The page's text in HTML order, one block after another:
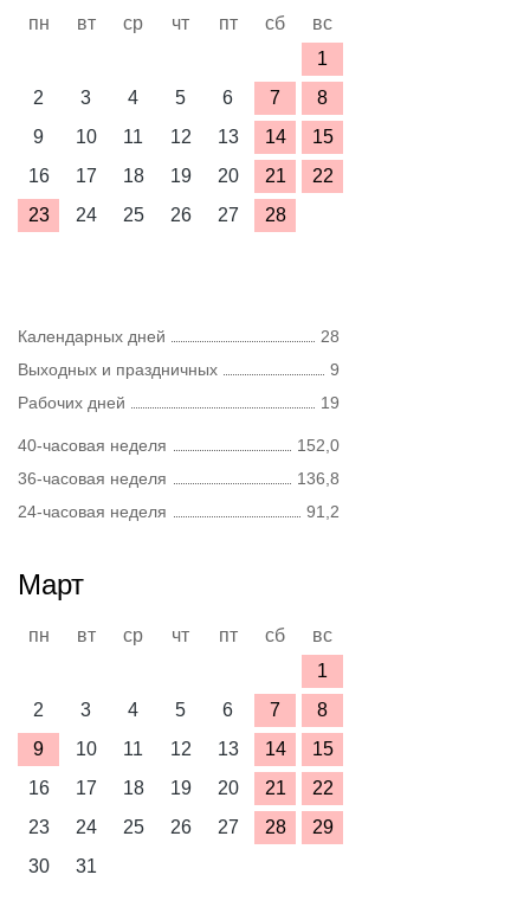
пн вт ср чт пт сб
вс
1
2
3 4 5 6 7
8
9
10 11 12 13 14
15
16
17 18 19 20 21
22
23
24 25 26 27 28
Календарных дней
28
Выходных и праздничных
9
Рабочих дней
19
40-часовая неделя
152,0
36-часовая неделя
136,8
24-часовая неделя
91,2
Март
пн вт ср чт пт сб
вс
1
2
3 4 5 6 7
8
9
10 11 12 13 14
15
16
17 18 19 20 21
22
23
24 25 26 27 28
29
30
31